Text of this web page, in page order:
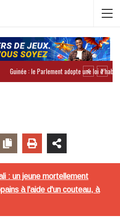
: un jeune mortellement
à l'aide d'un couteau, à